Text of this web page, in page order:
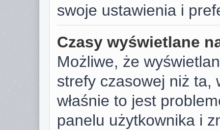
swoje ustawienia i
Czasy wyświetlane
Możliwe, że
strefy czasowej niż ta,
właśnie to jest
panelu użytkownika i